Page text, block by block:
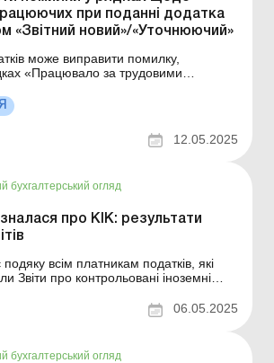
при поданні додатка
«Звітний новий»/«Уточнюючий»
може виправити помилку,
«Працювало за трудовими
при поданні додатка 4ДФ до
«Звітний новий»/«Уточнюючий»?
12.05.2025
бухгалтерський огляд
про КІК: результати
всім платникам податків, які
Звіти про контрольовані іноземні
58 220 Звітів про контрольовані
за 2022–2024 роки. З них за 2024
06.05.2025
бухгалтерський огляд